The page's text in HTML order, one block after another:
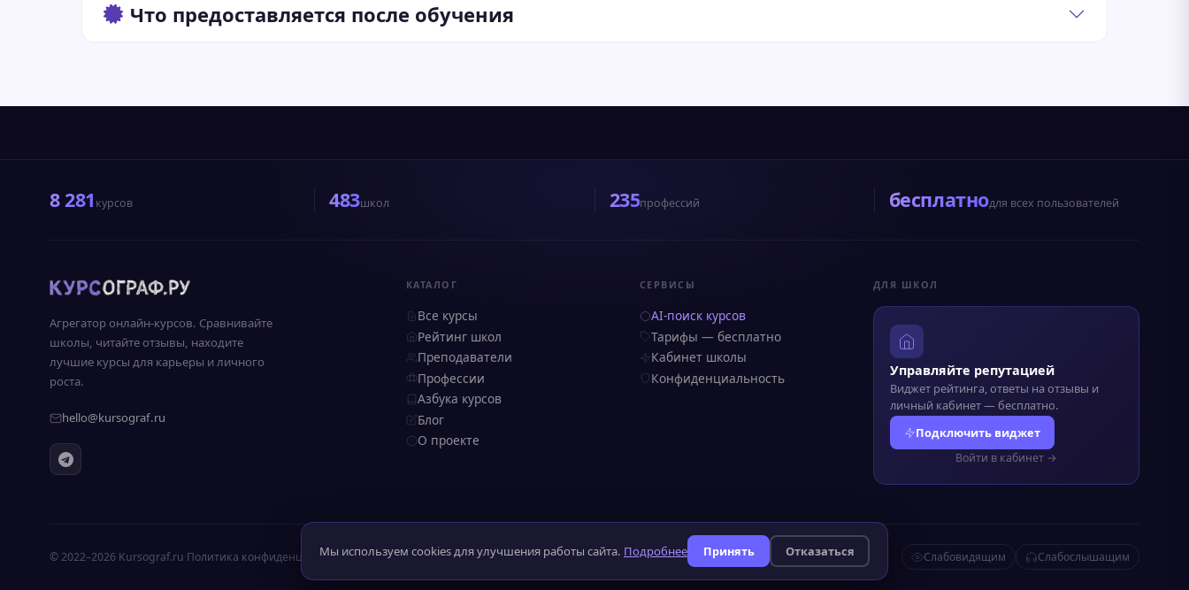
Что предоставляется после обучения
8 281 курсов 483школ 235профессий бесплатнодля всех пользователей
Агрегатор онлайн-курсов. Сравнивайте
школы, читайте отзывы, находите
лучшие курсы для карьеры и личного
роста.
hello@kursograf.ru
КАТАЛОГ
Все курсы
Рейтинг школ
Преподаватели
Профессии
Азбука курсов
Блог
О проекте
СЕРВИСЫ
AI-поиск курсов
Тарифы — бесплатно
Кабинет школы
Конфиденциальность
ДЛЯ ШКОЛ
Управляйте репутацией
Виджет рейтинга, ответы на отзывы и
личный кабинет — бесплатно.
Подключить виджет
Войти в кабинет →
© 2022–2026 Kursograf.ru·Политика конфиденциальности·Оператор ПД №52-25-232090 Слабовидящим Слабослышащим
Мы используем cookies для улучшения работы сайта. Подробнее Принять Отказаться